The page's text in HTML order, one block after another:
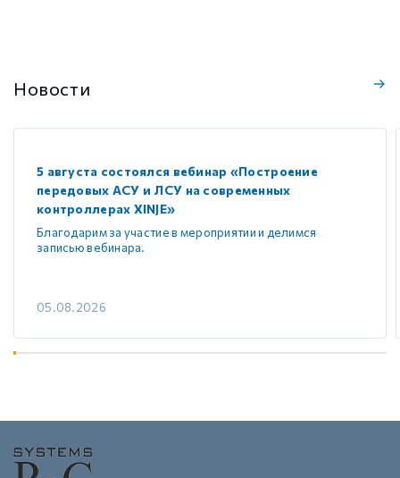
Новости
5 августа состоялся вебинар «Построение
передовых АСУ и ЛСУ на современных
контроллерах XINJE»
Благодарим за участие в мероприятии и делимся
записью вебинара.
05.08.2026